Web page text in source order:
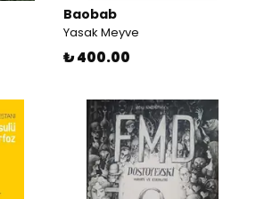
Baobab
Yasak Meyve
₺ 400.00